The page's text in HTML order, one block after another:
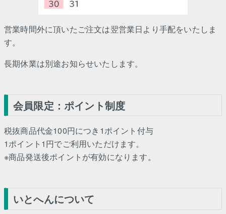
営業時間外に頂いたご注文は翌営業日より手配をいたしま
す。
長期休業は別途お知らせいたします。
会員限定：ポイント制度
税抜商品代金100円につき1ポイント付与
1ポイント1円でご利用いただけます。
※商品発送後ポイントが有効になります。
いとへんについて